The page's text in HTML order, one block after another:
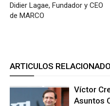
Didier Lagae, Fundador y CEO
de MARCO
ARTICULOS
Víctor
Asuntos